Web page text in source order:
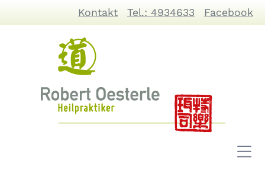
Kontakt Tel.: 4934633 Facebook